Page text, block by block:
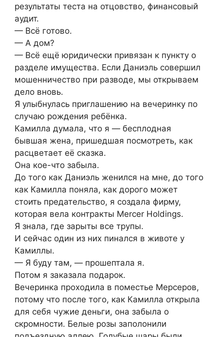
результаты теста на отцовство, финансовый
аудит.
— Всё готово.
— А дом?
— Всё ещё юридически привязан к пункту о
разделе имущества. Если Даниэль совершил
мошенничество при разводе, мы открываем
дело вновь.
Я улыбнулась приглашению на вечеринку по
случаю рождения ребёнка.
Камилла думала, что я — бесплодная
бывшая жена, пришедшая посмотреть, как
расцветает её сказка.
Она кое-что забыла.
До того как Даниэль женился на мне, до того
как Камилла поняла, как дорого может
стоить предательство, я создала фирму,
которая вела контракты Mercer Holdings.
Я знала, где зарыты все трупы.
И сейчас один из них пинался в животе у
Камиллы.
— Я буду там, — прошептала я.
Потом я заказала подарок.
Вечеринка проходила в поместье Мерсеров,
потому что после того, как Камилла открыла
для себя чужие деньги, она забыла о
скромности. Белые розы заполонили